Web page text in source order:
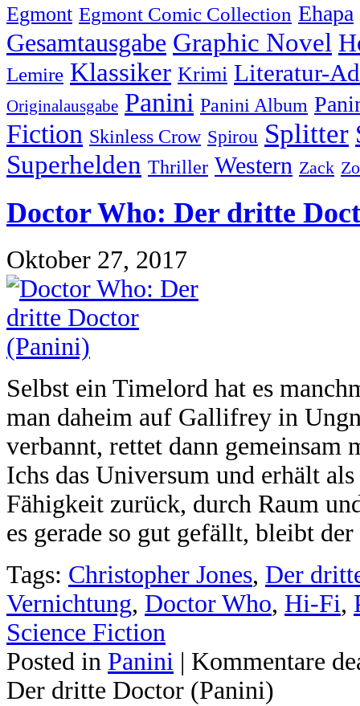
Egmont Egmont Comic Collection Ehapa
Gesamtausgabe Graphic Novel
Lemire Klassiker Krimi Literatur-
Originalausgabe Panini Panini Album
Fiction Skinless Crow Spirou Splitter
Superhelden Thriller Western Zack
Doctor Who: Der dritte
Oktober 27, 2017
Selbst ein Timelord hat es
man daheim auf Gallifrey in
verbannt, rettet dann gemeinsam
Ichs das Universum und erhält
Fähigkeit zurück, durch Raum
es gerade so gut gefällt, bleibt
Tags: Christopher Jones, Der
Vernichtung, Doctor Who, Hi-Fi,
Science Fiction
Posted in Panini | Kommentare
Der dritte Doctor (Panini)